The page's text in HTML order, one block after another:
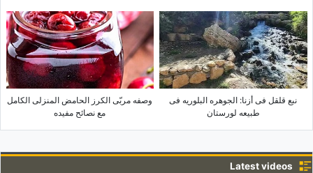
نبع قلقل فی أزنا: الجوهره البلوریه فی
طبیعه لورستان
وصفه مربّى الکرز الحامض المنزلی الکامل
مع نصائح مفیده
Latest videos